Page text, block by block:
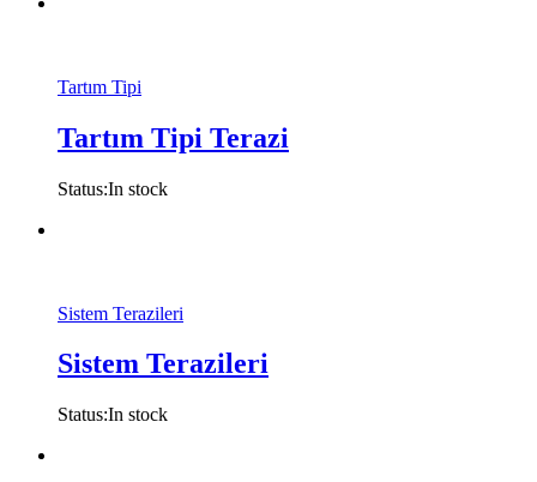
Tartım Tipi
Tartım Tipi Terazi
Status:In stock
Sistem Terazileri
Sistem Terazileri
Status:In stock